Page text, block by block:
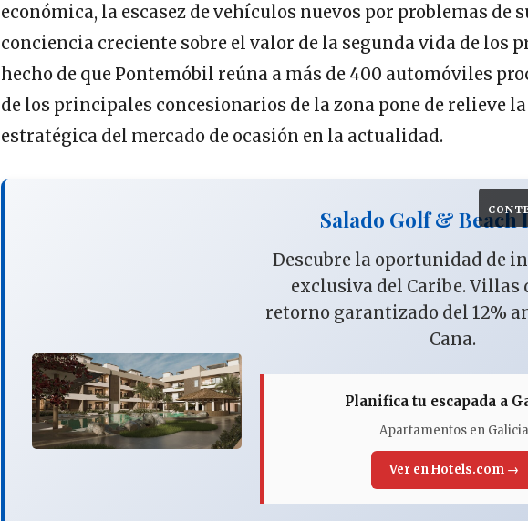
económica, la escasez de vehículos nuevos por problemas de
conciencia creciente sobre el valor de la segunda vida de los
hecho de que Pontemóbil reúna a más de 400 automóviles
de los principales concesionarios de la zona pone de relieve
estratégica del mercado de ocasión en la actualidad.
Salado Golf & Beach
Descubre la oportunidad de
exclusiva del Caribe. Villas
retorno garantizado del 12%
Cana.
Planifica tu escapada a
Apartamentos en Galicia
Ver en Hotels.com →